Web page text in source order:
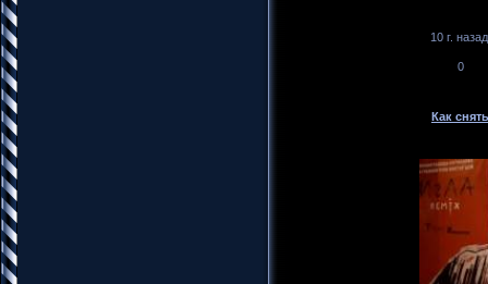
10 г. назад
0
Как